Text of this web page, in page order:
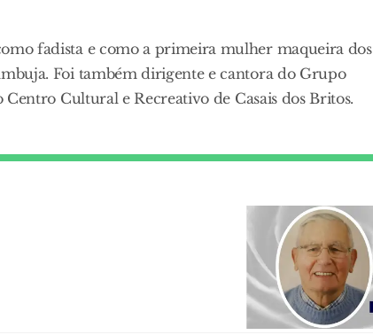
fadista e como a primeira mulher maqueira dos
Foi também dirigente e cantora do Grupo
Centro Cultural e Recreativo de Casais dos Britos.